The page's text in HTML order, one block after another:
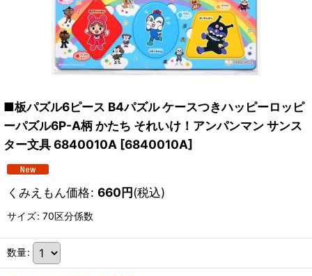
■板パズル6ピース B4パズル ケースつきハッピーロッピ
ーパズル6P-A柄 かたち それいけ！アンパンマン サンス
ター文具 6840010A [6840010A]
くみえもん価格: 660円(税込)
サイズ: 70区分係数
数量: